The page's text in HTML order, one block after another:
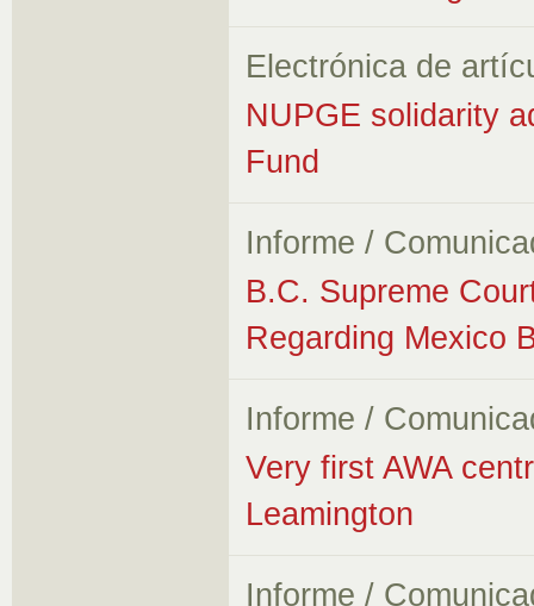
Electrónica de
NUPGE solidarity
Fund
Informe /
B.C. Supreme
Regarding Mexico
Informe /
Very first AWA
Leamington
Informe /